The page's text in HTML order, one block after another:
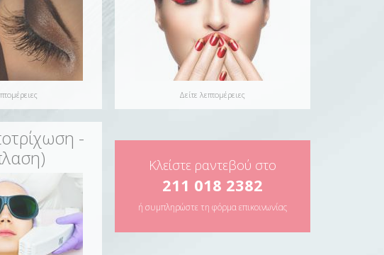
Δείτε λεπτομέρειες
-
Κλείστε ραντεβού στο
211 018 2382
ή συμπληρώστε τη φόρμα επικοινωνίας